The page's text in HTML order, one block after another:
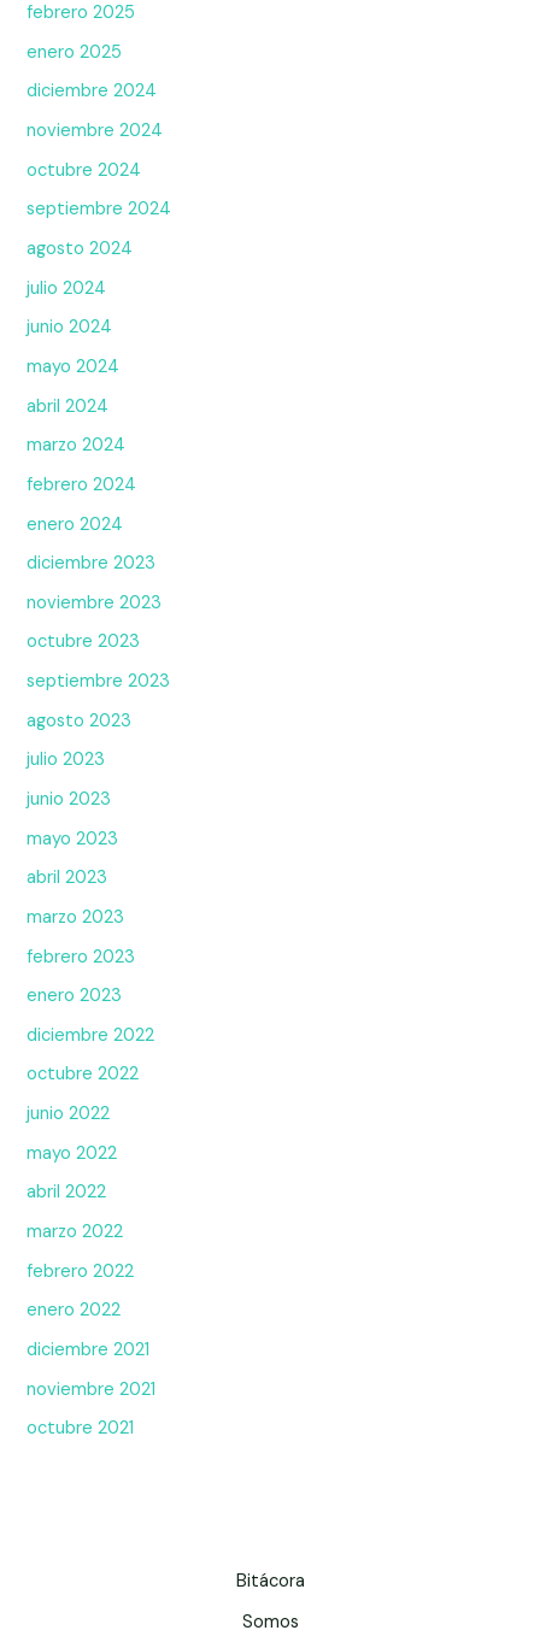
febrero 2025
enero 2025
diciembre 2024
noviembre 2024
octubre 2024
septiembre 2024
agosto 2024
julio 2024
junio 2024
mayo 2024
abril 2024
marzo 2024
febrero 2024
enero 2024
diciembre 2023
noviembre 2023
octubre 2023
septiembre 2023
agosto 2023
julio 2023
junio 2023
mayo 2023
abril 2023
marzo 2023
febrero 2023
enero 2023
diciembre 2022
octubre 2022
junio 2022
mayo 2022
abril 2022
marzo 2022
febrero 2022
enero 2022
diciembre 2021
noviembre 2021
octubre 2021
Bitácora
Somos